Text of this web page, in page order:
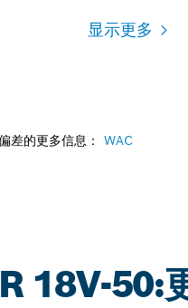
显示更多
差的更多信息： WAC
18V-50: